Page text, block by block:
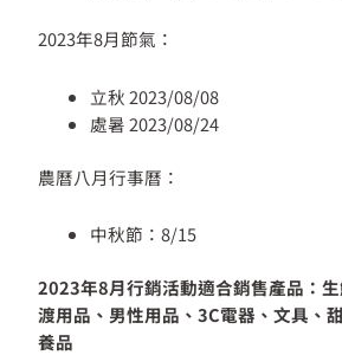
2023年8月節氣：
立秋 2023/08/08
處暑 2023/08/24
農曆八月行事曆：
中秋節：8/15
2023年8月行銷活動適合銷售產品：
渡用品、男性用品、3C電器、文具、
養品